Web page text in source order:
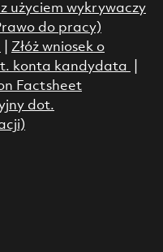
użyciem wykrywaczy
do pracy)
Złóż wniosek o
konta kandydata
Factsheet
dot.